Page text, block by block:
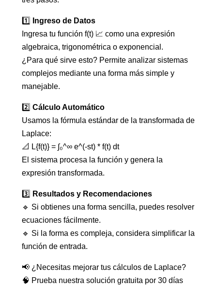
1️⃣
Ingreso de Datos
Ingresa tu función f(t) 📈 como una expresión
algebraica, trigonométrica o exponencial.
¿Para qué sirve esto? Permite analizar sistemas
complejos mediante una forma más simple y
manejable.
2️⃣ Cálculo Automático
Usamos la fórmula estándar de la transformada de
Laplace:
📐 L{f(t)} = ∫₀^∞ e^(-st) * f(t) dt
El sistema procesa la función y genera la
expresión transformada.
3️⃣ Resultados y Recomendaciones
🔹 Si obtienes una forma sencilla, puedes resolver
ecuaciones fácilmente.
🔹 Si la forma es compleja, considera simplificar la
función de entrada.
📢 ¿Necesitas mejorar tus cálculos de Laplace?
🧠 Prueba nuestra solución gratuita por 30 días